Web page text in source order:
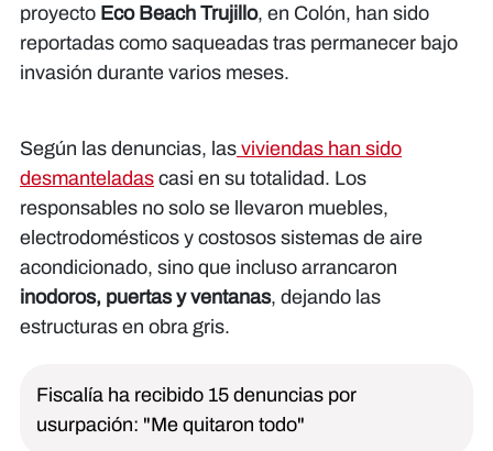
proyecto Eco Beach Trujillo, en Colón, han sido
reportadas como saqueadas tras permanecer bajo
invasión durante varios meses.
Según las denuncias, las viviendas han sido
desmanteladas casi en su totalidad. Los
responsables no solo se llevaron muebles,
electrodomésticos y costosos sistemas de aire
acondicionado, sino que incluso arrancaron
inodoros, puertas y ventanas, dejando las
estructuras en obra gris.
Fiscalía ha recibido 15 denuncias por
usurpación: "Me quitaron todo"